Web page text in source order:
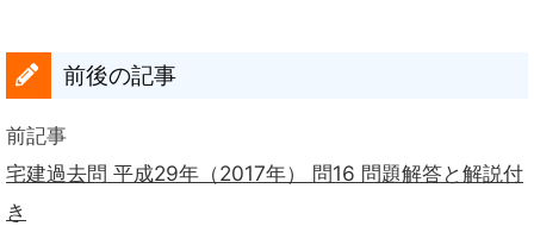
前後の記事
前記事
宅建過去問 平成29年（2017年） 問16 問題解答と解説付
き